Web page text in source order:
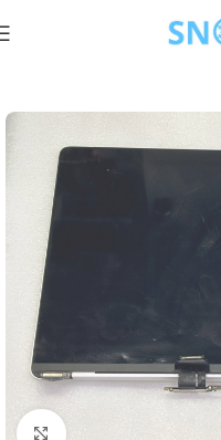
Click to enlarge